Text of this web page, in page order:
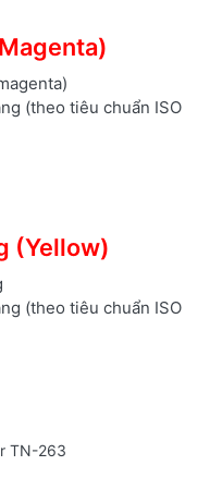
(theo tiêu chuẩn ISO
(Yellow)
(theo tiêu chuẩn ISO
TN-263